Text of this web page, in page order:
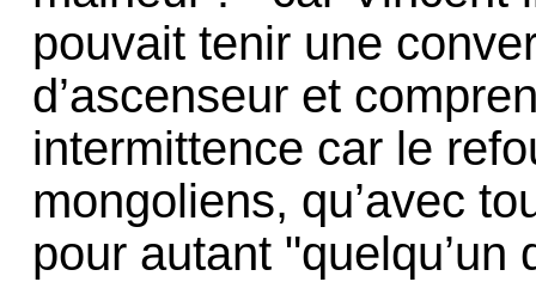
pouvait tenir une
d’ascenseur et
intermittence car le
mongoliens, qu’avec
pour autant "quelqu’un